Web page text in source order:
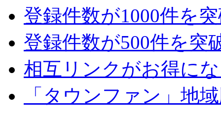
登録件数が1000件を
登録件数が500件を突
相互リンクがお得に
「タウンファン」地